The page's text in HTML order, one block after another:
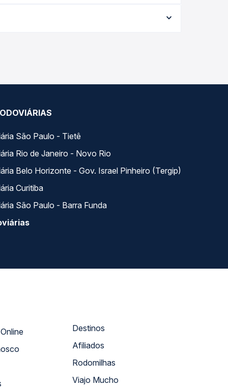
real e garante a melhor oferta para o seu
São Paulo - Tietê
Rio de Janeiro - Novo Rio
Belo Horizonte - Gov. Israel Pinheiro (Tergip)
Curitiba
São Paulo - Barra Funda
Atendimento Online
Destinos
Afiliados
Rodomilhas
Viajo Mucho